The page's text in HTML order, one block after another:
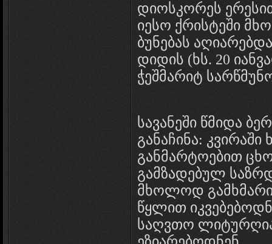
დიოსკორეს
იესო ქრისტეში
ბუნებას
დიდის (ხს. 20
ჭეშმარიტ
სავანეში წმიდა
განაჩინა:
განმარტოებით
გამზადებულ
მხოლოდ
წყლით
საღვთო